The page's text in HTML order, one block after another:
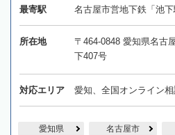
最寄駅 名古屋市営地下鉄「池
所在地
〒464-0848 愛知県名古
下407号
対応エリア 愛知、全国オンライン
愛知県 名古屋市